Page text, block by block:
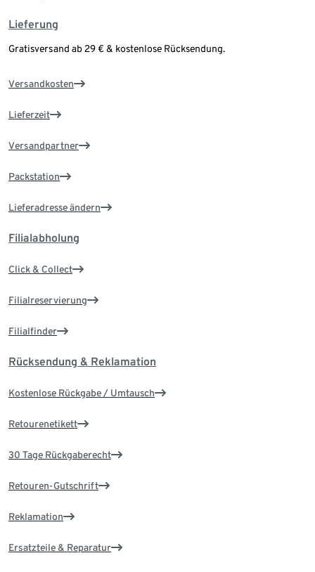
Lieferung
Gratisversand ab 29 € & kostenlose Rücksendung.
Versandkosten
Lieferzeit
Versandpartner
Packstation
Lieferadresse ändern
Filialabholung
Click & Collect
Filialreservierung
Filialfinder
Rücksendung & Reklamation
Kostenlose Rückgabe / Umtausch
Retourenetikett
30 Tage Rückgaberecht
Retouren-Gutschrift
Reklamation
Ersatzteile & Reparatur